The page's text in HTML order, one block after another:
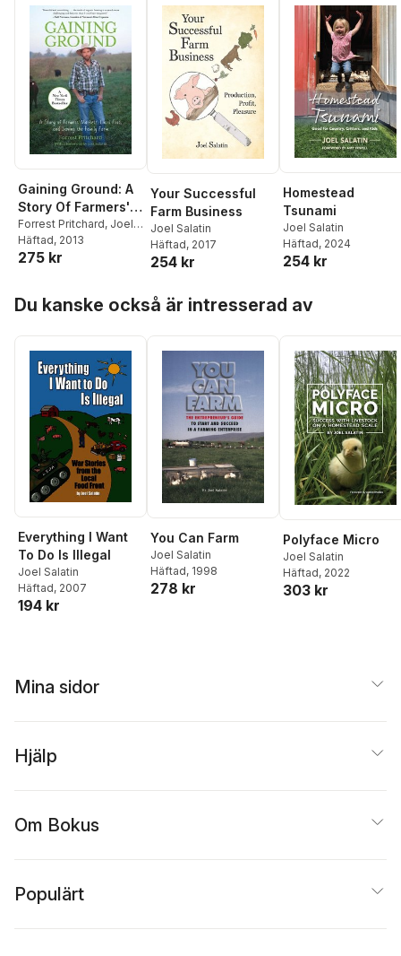
Gaining Ground: A
Story Of Farmers'
Markets, Local
Food, And Saving
The Family Farm
Forrest Pritchard, Joel
Salatin
Häftad, 2013
275 kr
Your Successful
Farm Business
Joel Salatin
Häftad, 2017
254 kr
Homestead
Tsunami
Joel Salatin
Häftad, 2024
254 kr
Du kanske också är intresserad av
Everything I Want
To Do Is Illegal
Joel Salatin
Häftad, 2007
194 kr
You Can Farm
Joel Salatin
Häftad, 1998
278 kr
Polyface Micro
Joel Salatin
Häftad, 2022
303 kr
Mina sidor
Hjälp
Om Bokus
Populärt